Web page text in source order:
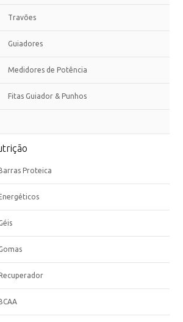
Travões
Guiadores
Medidores de Potência
Fitas Guiador & Punhos
Proteica